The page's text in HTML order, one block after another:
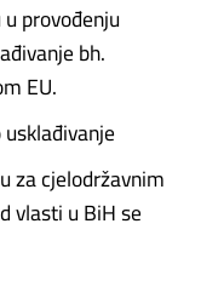
provođenju
bh.
EU.
za cjelodržavnim
vlasti u BiH se